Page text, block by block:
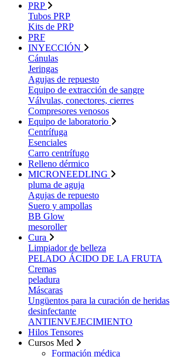
PRP
Tubos PRP
Kits de PRP
PRF
INYECCIÓN
Cánulas
Jeringas
Agujas de repuesto
Equipo de extracción de sangre
Válvulas, conectores, cierres
Compresores venosos
Equipo de laboratorio
Centrífuga
Esenciales
Carro centrífugo
Relleno dérmico
MICRONEEDLING
pluma de aguja
Agujas de repuesto
Suero y ampollas
BB Glow
mesoroller
Cura
Limpiador de belleza
PELADO ÁCIDO DE LA FRUTA
Cremas
peladura
Máscaras
Ungüentos para la curación de heridas
desinfectante
ANTIENVEJECIMIENTO
Hilos Tensores
Cursos Med
Formación médica